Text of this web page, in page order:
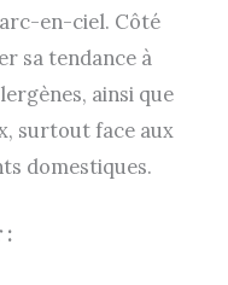
en-ciel. Côté
sa tendance à
ainsi que
surtout face aux
domestiques.
: